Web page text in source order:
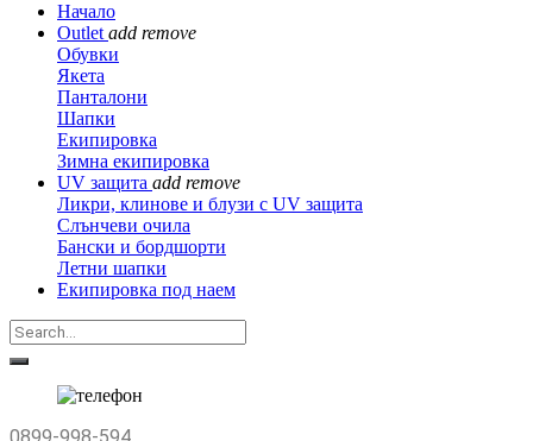
Начало
Outlet add remove
Обувки
Якета
Панталони
Шапки
Екипировка
Зимна екипировка
UV защита add remove
Ликри, клинове и блузи с UV защита
Слънчеви очила
Бански и бордшорти
Летни шапки
Екипировка под наем